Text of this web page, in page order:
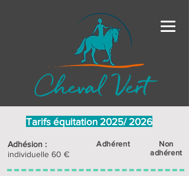
Tarifs équitation 2025/ 2026
Adhésion :
individuelle 60 €
Adhérent
Non
adhérent